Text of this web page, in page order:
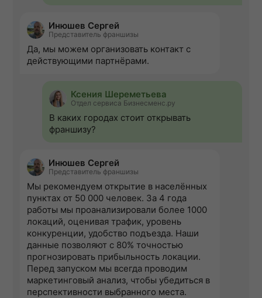
Инюшев Сергей
Представитель франшизы
Да, мы можем организовать контакт с
действующими партнёрами.
Ксения Шереметьева
Отдел сервиса Бизнесменс.ру
В каких городах стоит открывать
франшизу?
Инюшев Сергей
Представитель франшизы
Мы рекомендуем открытие в населённых
пунктах от 50 000 человек. За 4 года
работы мы проанализировали более 1000
локаций, оценивая трафик, уровень
конкуренции, удобство подъезда. Наши
данные позволяют с 80% точностью
прогнозировать прибыльность локации.
Перед запуском мы всегда проводим
маркетинговый анализ, чтобы убедиться в
перспективности выбранного места.